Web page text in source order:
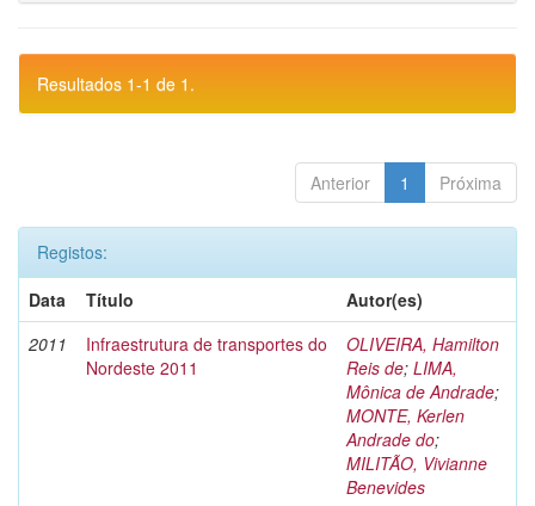
Resultados 1-1 de 1.
Anterior 1 Próxima
Registos:
Data
Título
Autor(es)
2011
Infraestrutura de transportes do
Nordeste 2011
OLIVEIRA, Hamilton
Reis de; LIMA,
Mônica de Andrade;
MONTE, Kerlen
Andrade do;
MILITÃO, Vivianne
Benevides